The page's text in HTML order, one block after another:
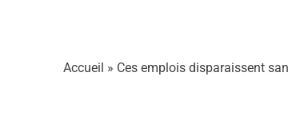
Accueil » Ces emplois disparaissent